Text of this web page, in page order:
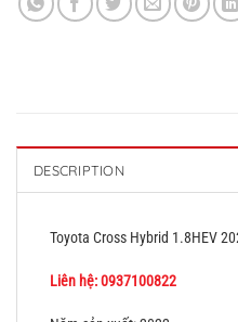
DESCRIPTION
Toyota Cross Hybrid 1.8HEV
Liên hệ: 0937100822